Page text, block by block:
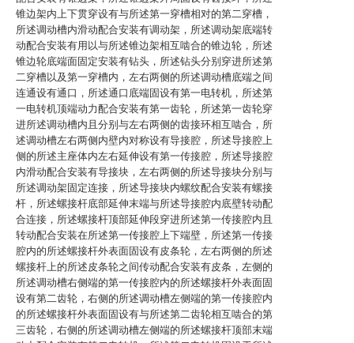
锥边架内上下贯穿设有与所述第一穿槽相对的第二穿槽，
所述调动槽内滑动配合安装有调动架，所述调动架底端转
动配合安装有用以与所述锥边架相互啮合的锥边轮，所述
锥边轮底端面固定安装有钻头，所述钻头分别穿进所述第
二穿槽以及第一穿槽内，左右两侧的所述调动槽底端之间
连通设有通口，所述通口底端固设有第一电转机，所述第
一电转机顶端动力配合安装有第一齿轮，所述第一齿轮穿
进所述调动槽内且分别与左右两侧的齿接环相互啮合，所
述调动槽左右两侧内壁内对称设有导接腔，所述导接腔上
侧的所述主座体内左右延伸设有第一传接腔，所述导接腔
内滑动配合安装有导接块，左右两侧的所述导接块分别与
所述调动架固定连接，所述导接块内螺纹配合安装有螺接
杆，所述螺接杆底部延伸末端与所述导接腔内底壁转动配
合连接，所述螺接杆顶部延伸段穿进所述第一传接腔内且
转动配合安装在所述第一传接腔上下端壁，所述第一传接
腔内的所述螺接杆外表面固设有皮条轮，左右两侧的所述
螺接杆上的所述皮条轮之间传动配合安装有皮条，左侧的
所述调动槽右侧端的第一传接腔内的所述螺接杆外表面固
设有第二齿轮，右侧的所述调动槽左侧端的第一传接腔内
的所述螺接杆外表面固设有与所述第二齿轮相互啮合的第
三齿轮，右侧的所述调动槽左侧端的所述螺接杆顶部末端